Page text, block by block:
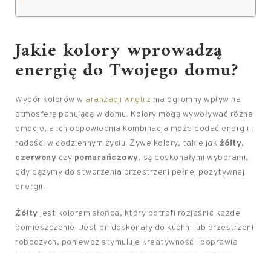
Jakie kolory wprowadzą
energię do Twojego domu?
Wybór kolorów w aranżacji wnętrz ma ogromny wpływ na
atmosferę panującą w domu. Kolory mogą wywoływać różne
emocje, a ich odpowiednia kombinacja może dodać energii i
radości w codziennym życiu. Żywe kolory, takie jak żółty,
czerwony czy pomarańczowy, są doskonałymi wyborami,
gdy dążymy do stworzenia przestrzeni pełnej pozytywnej
energii.
Żółty jest kolorem słońca, który potrafi rozjaśnić każde
pomieszczenie. Jest on doskonały do kuchni lub przestrzeni
roboczych, ponieważ stymuluje kreatywność i poprawia